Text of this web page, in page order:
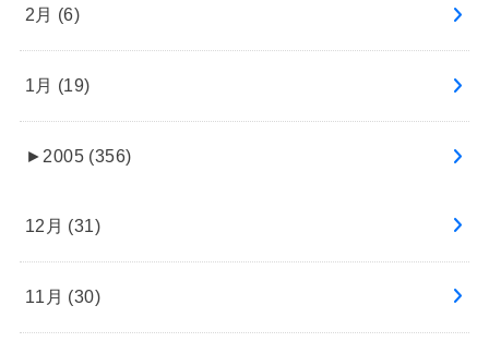
2月 (6)
1月 (19)
► 2005 (356)
12月 (31)
11月 (30)